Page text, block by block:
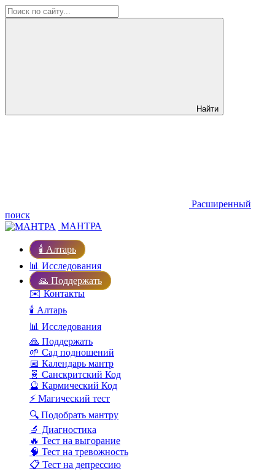
Найти
Расширенный
поиск
МАНТРА
🕯️ Алтарь
📊 Исследования
🙏 Поддержать
✉️ Контакты
🕯️ Алтарь
📊 Исследования
🙏 Поддержать
🌱 Сад подношений
📅 Календарь мантр
🧬 Санскритский Код
🔮 Кармический Код
⚡ Магический тест
🔍 Подобрать мантру
🔬 Диагностика
🔥 Тест на выгорание
🧠 Тест на тревожность
📋 Тест на депрессию